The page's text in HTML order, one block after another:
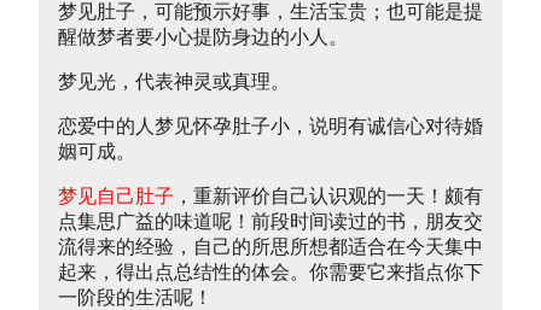
梦见肚子，可能预示好事，生活宝贵；也可能是提
醒做梦者要小心提防身边的小人。
梦见光，代表神灵或真理。
恋爱中的人梦见怀孕肚子小，说明有诚信心对待婚
姻可成。
梦见自己肚子 ，重新评价自己认识观的一天！颇有
点集思广益的味道呢！前段时间读过的书，朋友交
流得来的经验，自己的所思所想都适合在今天集中
起来，得出点总结性的体会。你需要它来指点你下
一阶段的生活呢！